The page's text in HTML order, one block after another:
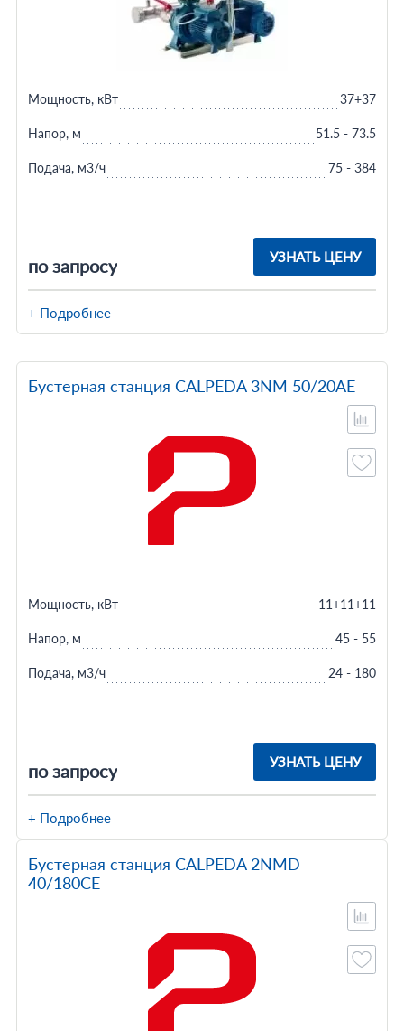
по запросу УЗНАТЬ ЦЕНУ
Мощность, кВт 37+37
Напор, м 51.5 - 73.5
Подача, м3/ч 75 - 384
+ Подробнее
Бустерная станция CALPEDA 3NM 50/20AE
по запросу УЗНАТЬ ЦЕНУ
Мощность, кВт 11+11+11
Напор, м 45 - 55
Подача, м3/ч 24 - 180
+ Подробнее
Бустерная станция CALPEDA 2NMD
40/180CE